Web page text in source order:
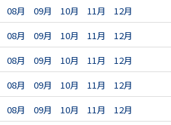
08月 09月 10月 11月
12月
08月 09月 10月 11月
12月
08月 09月 10月 11月
12月
08月 09月 10月 11月
12月
08月 09月 10月 11月
12月